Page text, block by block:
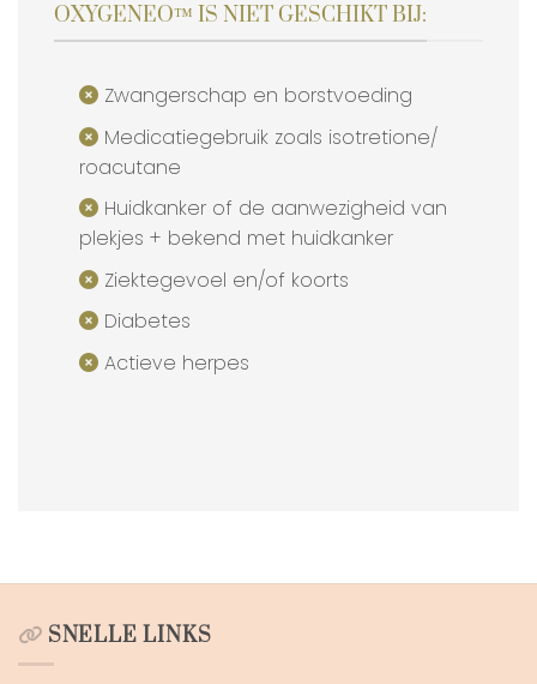
OXYGENEO™ IS NIET GESCHIKT BIJ:
Zwangerschap en borstvoeding
Medicatiegebruik zoals isotretione/
roacutane
Huidkanker of de aanwezigheid van
plekjes + bekend met huidkanker
Ziektegevoel en/of koorts
Diabetes
Actieve herpes
SNELLE LINKS